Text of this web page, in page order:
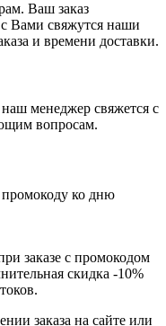
Ваш заказ
Вами свяжутся наши
и времени доставки.
менеджер свяжется с
вопросам.
ко дню
заказе с промокодом
скидка -10%
заказа на сайте или